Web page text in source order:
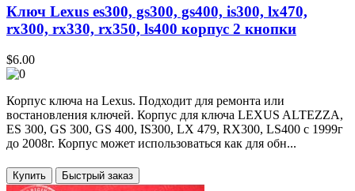
Ключ Lexus es300, gs300, gs400, is300, lx470,
rx300, rx330, rx350, ls400 корпус 2 кнопки
$6.00
Корпус ключа на Lexus. Подходит для ремонта или
востановления ключей. Корпус для ключа LEXUS ALTEZZA,
ES 300, GS 300, GS 400, IS300, LX 479, RX300, LS400 с 1999г
до 2008г. Корпус может использоваться как для обн...
Купить